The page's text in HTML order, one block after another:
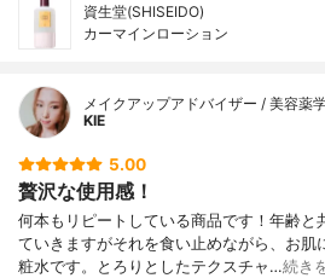
資生堂(SHISEIDO)
カーマインローション
メイクアップアドバイザー / 美容薬
KIE
5.00
贅沢な使用感！
何本もリピートしている商品です！年齢と
ていきますがそれを食い止めながら、お肌
粧水です。とろりとしたテクスチャ…続き